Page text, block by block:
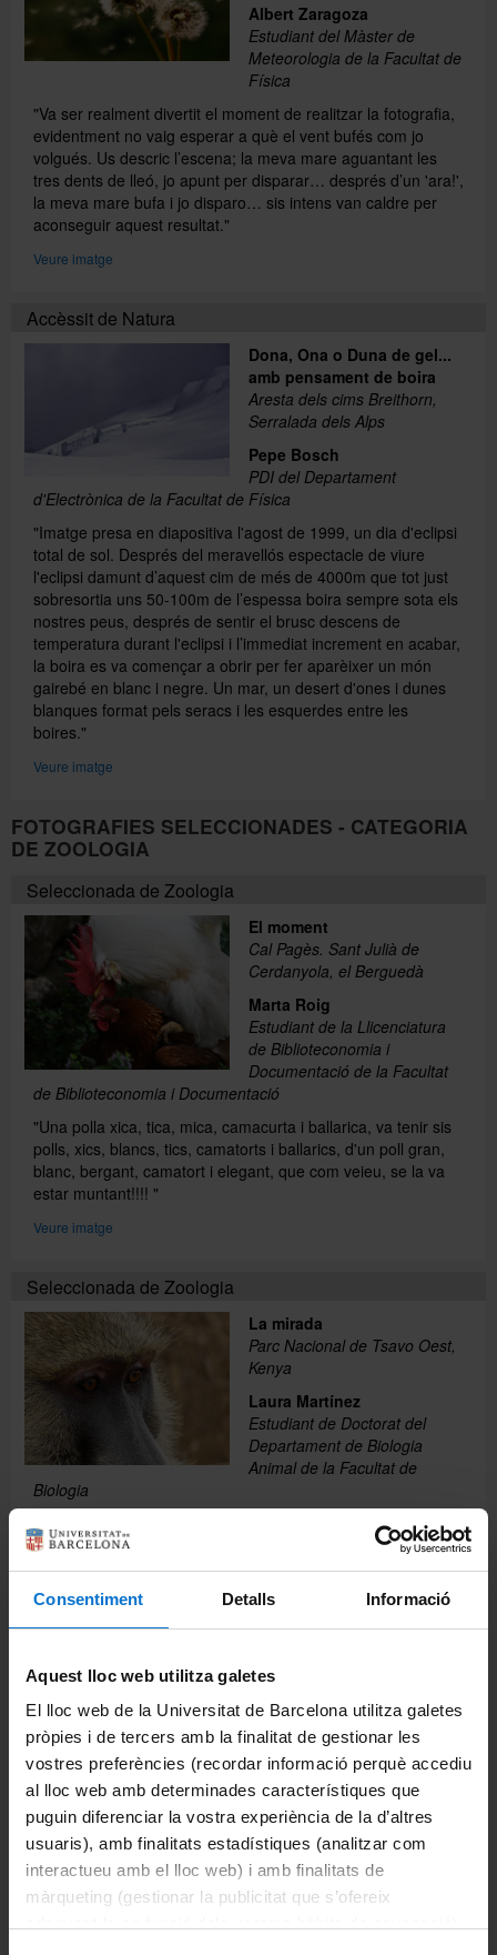
Consentiment Detalls Informació
Aquest lloc web utilitza galetes
El lloc web de la Universitat de Barcelona utilitza galetes
pròpies i de tercers amb la finalitat de gestionar les
vostres preferències (recordar informació perquè accediu
al lloc web amb determinades característiques que
puguin diferenciar la vostra experiència de la d’altres
usuaris), amb finalitats estadístiques (analitzar com
interactueu amb el lloc web) i amb finalitats de
màrqueting (gestionar la publicitat que s’ofereix
Albert Zaragoza
Estudiant del Màster de
Meteorologia de la Facultat de
Física
"Va ser realment divertit el moment de realitzar la fotografia,
evidentment no vaig esperar a què el vent bufés com jo
volgués. Us descric l’escena; la meva mare aguantant les
tres dents de lleó, jo apunt per disparar… després d’un 'ara!',
la meva mare bufa i jo disparo… sis intens van caldre per
aconseguir aquest resultat."
Veure imatge
Accèssit de Natura
Dona, Ona o Duna de gel...
amb pensament de boira
Aresta dels cims Breithorn,
Serralada dels Alps
Pepe Bosch
PDI del Departament
d'Electrònica de la Facultat de Física
"Imatge presa en diapositiva l'agost de 1999, un dia d'eclipsi
total de sol. Després del meravellós espectacle de viure
l'eclipsi damunt d’aquest cim de més de 4000m que tot just
sobresortia uns 50-100m de l’espessa boira sempre sota els
nostres peus, després de sentir el brusc descens de
temperatura durant l'eclipsi i l’immediat increment en acabar,
la boira es va començar a obrir per fer aparèixer un món
gairebé en blanc i negre. Un mar, un desert d'ones i dunes
blanques format pels seracs i les esquerdes entre les
boires."
Veure imatge
FOTOGRAFIES SELECCIONADES - CATEGORIA
DE ZOOLOGIA
Seleccionada de Zoologia
El moment
Cal Pagès. Sant Julià de
Cerdanyola, el Berguedà
Marta Roig
Estudiant de la Llicenciatura
de Biblioteconomia i
Documentació de la Facultat
de Biblioteconomia i Documentació
"Una polla xica, tica, mica, camacurta i ballarica, va tenir sis
polls, xics, blancs, tics, camatorts i ballarics, d'un poll gran,
blanc, bergant, camatort i elegant, que com veieu, se la va
estar muntant!!!! "
Veure imatge
Seleccionada de Zoologia
La mirada
Parc Nacional de Tsavo Oest,
Kenya
Laura Martínez
Estudiant de Doctorat del
Departament de Biologia
Animal de la Facultat de
Biologia
"Detall d'una mirada atenta, perduda en la immensitat de la
sabana vermella que dóna color a la terra en aquest indret.
El protagonista és un babuí del Parc Nacional de Tsavo
Oest, el més gran d'aquest país africà."
Veure imatge
Seleccionada de Zoologia
Àpat de colors
Les Gavarres, Romanyà de la
Selva, el Baix Empordà
Eulalia Delgado
Col·laboradora del
Departament de Biologia
Animal de la Facultat de
Biologia